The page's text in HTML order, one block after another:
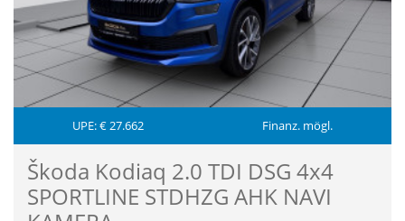
UPE: € 27.662 Finanz. mögl.
Škoda Kodiaq 2.0 TDI DSG 4x4
SPORTLINE STDHZG AHK NAVI